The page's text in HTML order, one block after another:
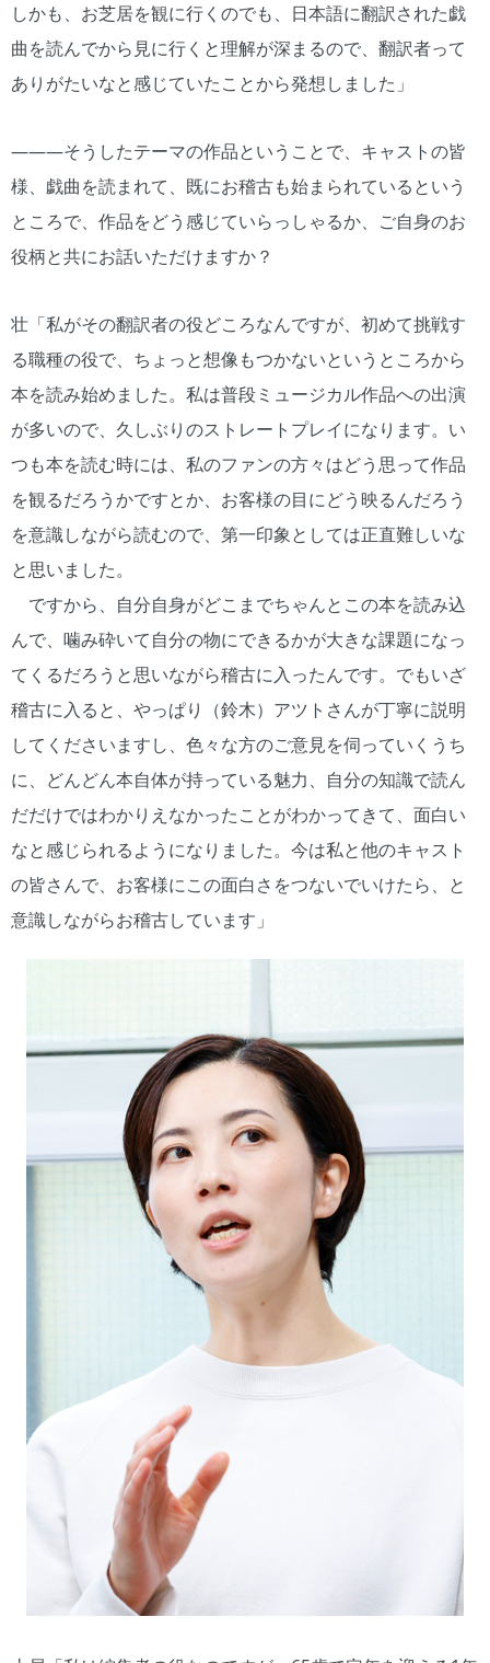
しかも、お芝居を観に行くのでも、日本語に翻訳された戯
曲を読んでから見に行くと理解が深まるので、翻訳者って
ありがたいなと感じていたことから発想しました」
―――そうしたテーマの作品ということで、キャストの皆
様、戯曲を読まれて、既にお稽古も始まられているという
ところで、作品をどう感じていらっしゃるか、ご自身のお
役柄と共にお話いただけますか？
壮「私がその翻訳者の役どころなんですが、初めて挑戦す
る職種の役で、ちょっと想像もつかないというところから
本を読み始めました。私は普段ミュージカル作品への出演
が多いので、久しぶりのストレートプレイになります。い
つも本を読む時には、私のファンの方々はどう思って作品
を観るだろうかですとか、お客様の目にどう映るんだろう
を意識しながら読むので、第一印象としては正直難しいな
と思いました。
ですから、自分自身がどこまでちゃんとこの本を読み込
んで、噛み砕いて自分の物にできるかが大きな課題になっ
てくるだろうと思いながら稽古に入ったんです。でもいざ
稽古に入ると、やっぱり（鈴木）アツトさんが丁寧に説明
してくださいますし、色々な方のご意見を伺っていくうち
に、どんどん本自体が持っている魅力、自分の知識で読ん
だだけではわかりえなかったことがわかってきて、面白い
なと感じられるようになりました。今は私と他のキャスト
の皆さんで、お客様にこの面白さをつないでいけたら、と
意識しながらお稽古しています」